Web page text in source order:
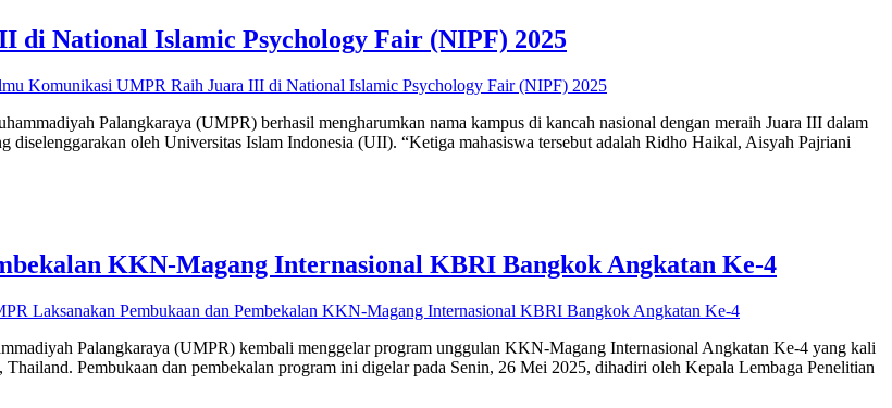
National Islamic Psychology Fair (NIPF) 2025
Komunikasi UMPR Raih Juara III di National Islamic Psychology Fair (NIPF) 2025
Palangkaraya (UMPR) berhasil mengharumkan nama kampus di kancah nasional dengan meraih Juara III dalam
oleh Universitas Islam Indonesia (UII). “Ketiga mahasiswa tersebut adalah Ridho Haikal, Aisyah Pajriani
KKN-Magang Internasional KBRI Bangkok Angkatan Ke-4
Laksanakan Pembukaan dan Pembekalan KKN-Magang Internasional KBRI Bangkok Angkatan Ke-4
Palangkaraya (UMPR) kembali menggelar program unggulan KKN-Magang Internasional Angkatan Ke-4 yang kali
Pembukaan dan pembekalan program ini digelar pada Senin, 26 Mei 2025, dihadiri oleh Kepala Lembaga Penelitian